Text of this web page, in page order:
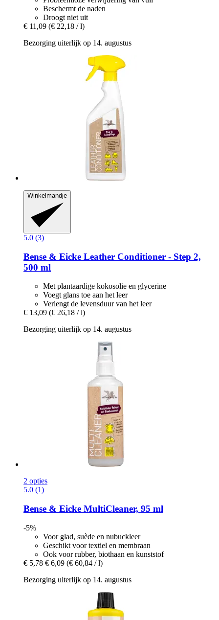
Beschermt de naden
Droogt niet uit
€ 11,09 (€ 22,18 / l)
Bezorging uiterlijk op 14. augustus
Winkelmandje
5.0 (3)
Bense & Eicke Leather Conditioner -​ Step 2,
500 ml
Met plantaardige kokosolie en glycerine
Voegt glans toe aan het leer
Verlengt de levensduur van het leer
€ 13,09 (€ 26,18 / l)
Bezorging uiterlijk op 14. augustus
2 opties
5.0 (1)
Bense & Eicke MultiCleaner, 95 ml
-5%
Voor glad, suède en nubuckleer
Geschikt voor textiel en membraan
Ook voor rubber, biothaan en kunststof
€ 5,78 € 6,09 (€ 60,84 / l)
Bezorging uiterlijk op 14. augustus